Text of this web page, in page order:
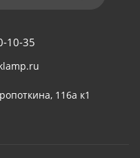
10-35
116а к1